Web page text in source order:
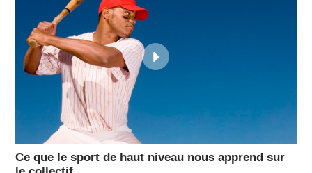
Ce que le sport de haut niveau nous apprend sur